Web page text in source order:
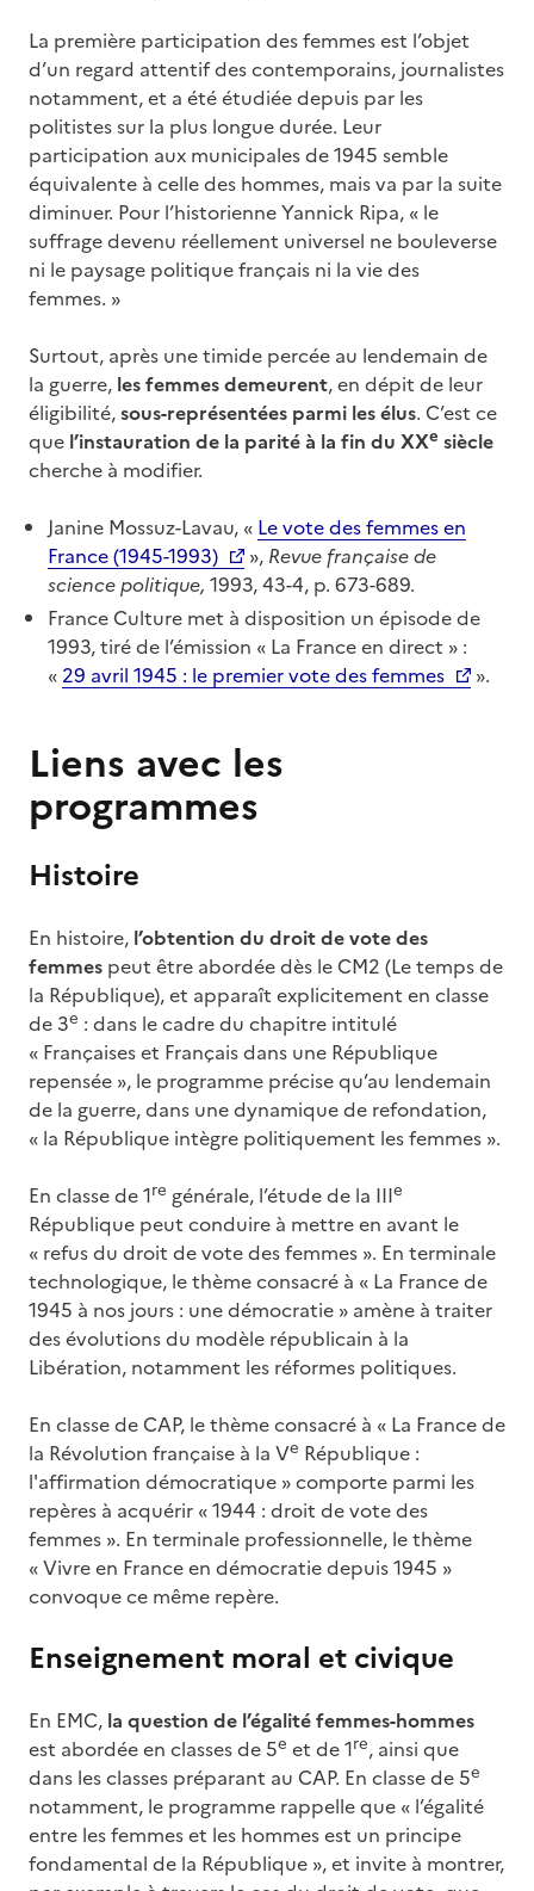
La première participation des femmes est l’objet
d’un regard attentif des contemporains, journalistes
notamment, et a été étudiée depuis par les
politistes sur la plus longue durée. Leur
participation aux municipales de 1945 semble
équivalente à celle des hommes, mais va par la suite
diminuer. Pour l’historienne Yannick Ripa, « le
suffrage devenu réellement universel ne bouleverse
ni le paysage politique français ni la vie des
femmes. »
Surtout, après une timide percée au lendemain de
la guerre, les femmes demeurent, en dépit de leur
éligibilité,sous-représentées parmi les élus. C’est ce
que l’instauration de la parité à la fin du XXe siècle
cherche à modifier.
Janine Mossuz-Lavau, « Le vote des femmes en
France (1945-1993)
», Revue française de
science politique, 1993, 43-4, p. 673-689.
France Culture met à disposition un épisode de
1993, tiré de l’émission « La France en direct » :
« 29 avril 1945 : le premier vote des femmes ».
Liens avec les
programmes
Histoire
En histoire, l’obtention du droit de vote des
femmes peut être abordée dès le CM2 (Le temps de
la République), et apparaît explicitement en classe
de 3e : dans le cadre du chapitre intitulé
« Françaises et Français dans une République
repensée », le programme précise qu’au lendemain
de la guerre, dans une dynamique de refondation,
« la République intègre politiquement les femmes ».
En classe de 1re générale, l’étude de la IIIe
République peut conduire à mettre en avant le
« refus du droit de vote des femmes ». En terminale
technologique, le thème consacré à « La France de
1945 à nos jours : une démocratie » amène à traiter
des évolutions du modèle républicain à la
Libération, notamment les réformes politiques.
En classe de CAP, le thème consacré à « La France de
la Révolution française à la Ve République :
l'affirmation démocratique » comporte parmi les
repères à acquérir « 1944 : droit de vote des
femmes ». En terminale professionnelle, le thème
« Vivre en France en démocratie depuis 1945 »
convoque ce même repère.
Enseignement moral et civique
En EMC, la question de l’égalité femmes-hommes
est abordée en classes de 5e et de 1re, ainsi que
dans les classes préparant au CAP. En classe de 5e
notamment, le programme rappelle que « l’égalité
entre les femmes et les hommes est un principe
fondamental de la République », et invite à montrer,